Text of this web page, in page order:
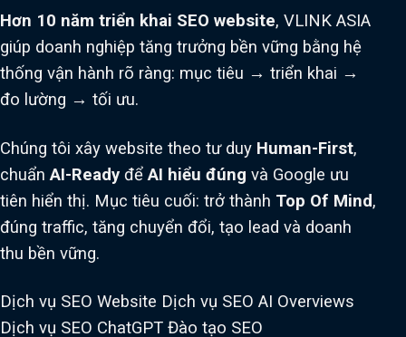
Hơn 10 năm triển khai SEO website, VLINK ASIA
giúp doanh nghiệp tăng trưởng bền vững bằng hệ
thống vận hành rõ ràng: mục tiêu → triển khai →
đo lường → tối ưu.
Chúng tôi xây website theo tư duy Human-First,
chuẩnAI-Ready đểAI hiểu đúng và Google ưu
tiên hiển thị. Mục tiêu cuối: trở thành Top Of Mind,
đúng traffic, tăng chuyển đổi, tạo lead và doanh
thu bền vững.
Dịch vụ SEO Website Dịch vụ SEO AI Overviews
Dịch vụ SEO ChatGPT Đào tạo SEO